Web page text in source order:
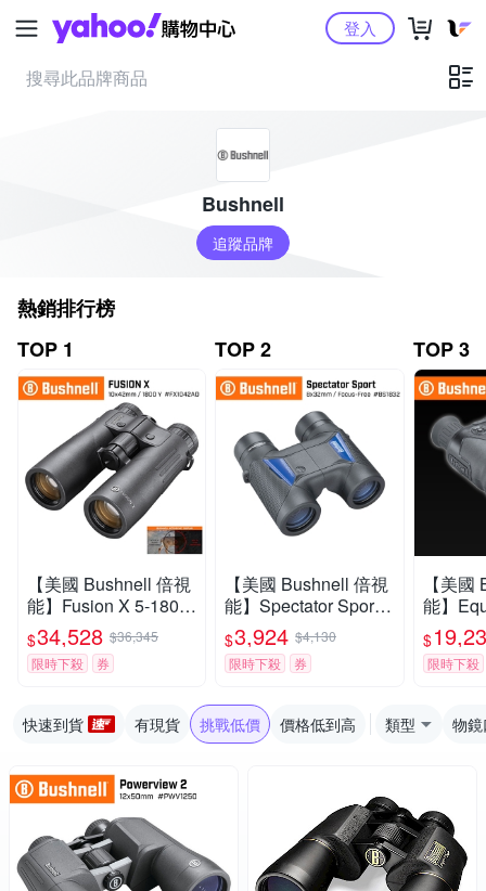
Yahoo購物中心登入
Bushnell
追蹤品牌
熱銷排行榜
TOP 1
【美國 Bushnell 倍視
能】Fusion X 5-1800
碼 10x42mm 智慧顯
色雷射測距雙筒望遠
鏡 FX1042AD
$34,528 $36,345
限時下殺
券
TOP 2
【美國 Bushnell 倍視
能】Spectator Sport
觀賽系列 8x32mm 中
型免調焦雙筒望遠鏡
BS1832 (公司貨)
$3,924 $4,130
限時下殺
券
TOP 3
【美
能】
夜系
日夜兩
夜視鏡
$
限時下殺
快速到貨 有現貨 挑戰低價 價格低到高 類型 物